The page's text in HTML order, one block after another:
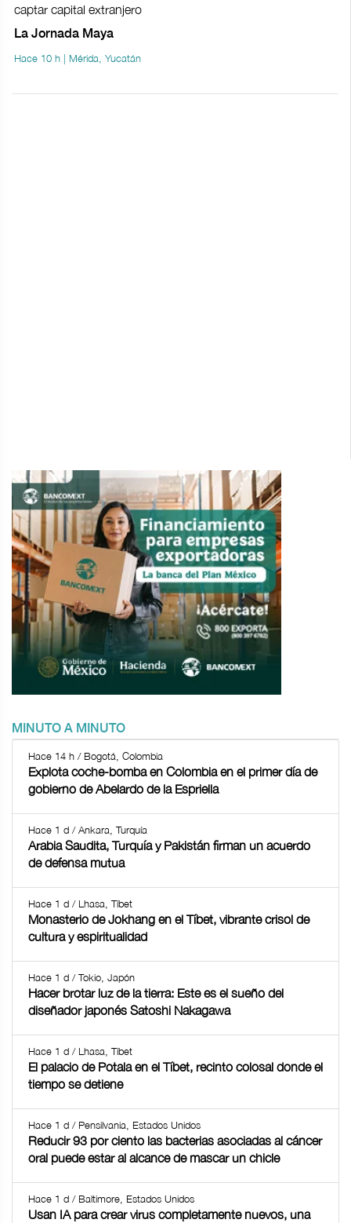
captar capital extranjero
La Jornada Maya
Hace 10 h | Mérida, Yucatán
MINUTO A MINUTO
Hace 14 h / Bogotá, Colombia
Explota coche-bomba en Colombia en el primer día de
gobierno de Abelardo de la Espriella
Hace 1 d / Ankara, Turquía
Arabia Saudita, Turquía y Pakistán firman un acuerdo
de defensa mutua
Hace 1 d / Lhasa, Tíbet
Monasterio de Jokhang en el Tíbet, vibrante crisol de
cultura y espiritualidad
Hace 1 d / Tokio, Japón
Hacer brotar luz de la tierra: Este es el sueño del
diseñador japonés Satoshi Nakagawa
Hace 1 d / Lhasa, Tíbet
El palacio de Potala en el Tíbet, recinto colosal donde el
tiempo se detiene
Hace 1 d / Pensilvania, Estados Unidos
Reducir 93 por ciento las bacterias asociadas al cáncer
oral puede estar al alcance de mascar un chicle
Hace 1 d / Baltimore, Estados Unidos
Usan IA para crear virus completamente nuevos, una